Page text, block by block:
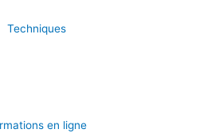
Techniques
en ligne